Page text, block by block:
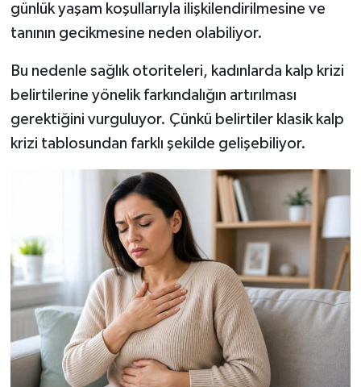
günlük yaşam koşullarıyla ilişkilendirilmesine ve
tanının gecikmesine neden olabiliyor.
Bu nedenle sağlık otoriteleri, kadınlarda kalp krizi
belirtilerine yönelik farkındalığın artırılması
gerektiğini vurguluyor. Çünkü belirtiler klasik kalp
krizi tablosundan farklı şekilde gelişebiliyor.